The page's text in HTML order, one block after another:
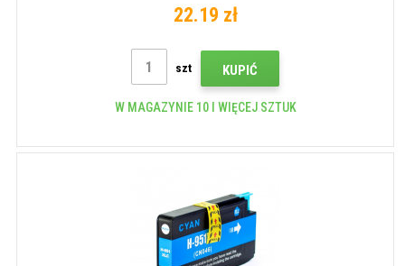
22.19 zł
szt KUPIĆ
W MAGAZYNIE 10 I WIĘCEJ SZTUK